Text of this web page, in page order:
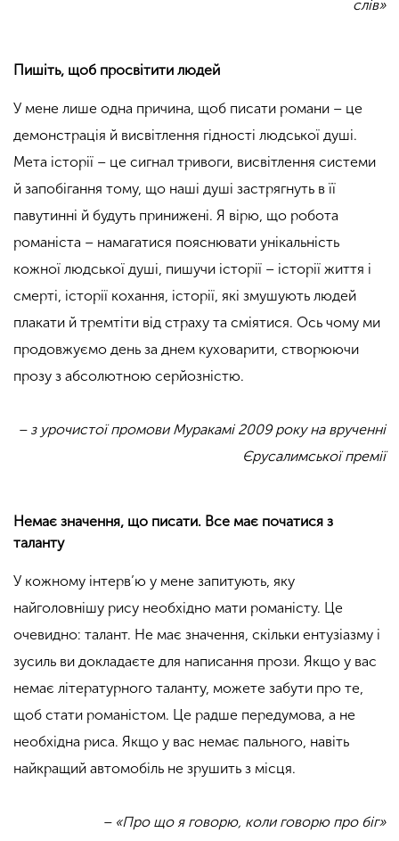
слів»
Пишіть, щоб просвітити людей
У мене лише одна причина, щоб писати романи – це
демонстрація й висвітлення гідності людської душі.
Мета історії – це сигнал тривоги, висвітлення системи
й запобігання тому, що наші душі застрягнуть в її
павутинні й будуть принижені. Я вірю, що робота
романіста – намагатися пояснювати унікальність
кожної людської душі, пишучи історії – історії життя і
смерті, історії кохання, історії, які змушують людей
плакати й тремтіти від страху та сміятися. Ось чому ми
продовжуємо день за днем куховарити, створюючи
прозу з абсолютною серйозністю.
– з урочистої промови Муракамі 2009 року на врученні
Єрусалимської премії
Немає значення, що писати. Все має початися з
таланту
У кожному інтерв’ю у мене запитують, яку
найголовнішу рису необхідно мати романісту. Це
очевидно: талант. Не має значення, скільки ентузіазму і
зусиль ви докладаєте для написання прози. Якщо у вас
немає літературного таланту, можете забути про те,
щоб стати романістом. Це радше передумова, а не
необхідна риса. Якщо у вас немає пального, навіть
найкращий автомобіль не зрушить з місця.
– «Про що я говорю, коли говорю про біг»